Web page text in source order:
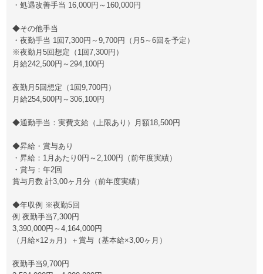
・処遇改善手当 16,000円～160,000円
◆その他手当
・夜勤手当 1回7,300円～9,700円（月5～6回を予定）
※夜勤月5回想定（1回7,300円）
月給242,500円～294,100円
夜勤月5回想定（1回9,700円）
月給254,500円～306,100円
◆通勤手当：実費支給（上限あり）月額18,500円
◆昇給・賞与あり
・昇給：1月あたり0円～2,100円（前年度実績）
・賞与：年2回
賞与月数 計3,00ヶ月分（前年度実績）
◆年収例 ※夜勤5回
例 夜勤手当7,300円
3,390,000円～4,164,000円
（月給×12ヵ月）＋賞与（基本給×3,00ヶ月）
夜勤手当9,700円